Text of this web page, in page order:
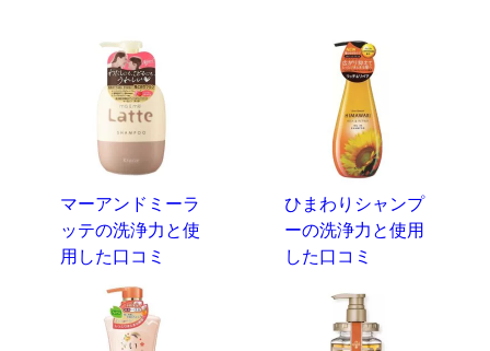
マーアンドミーラ
ッテの洗浄力と使
用した口コミ
ひまわりシャンプ
ーの洗浄力と使用
した口コミ